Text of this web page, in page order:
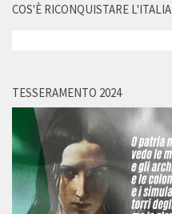
COS'È RICONQUISTARE L'ITALIA
TESSERAMENTO 2024